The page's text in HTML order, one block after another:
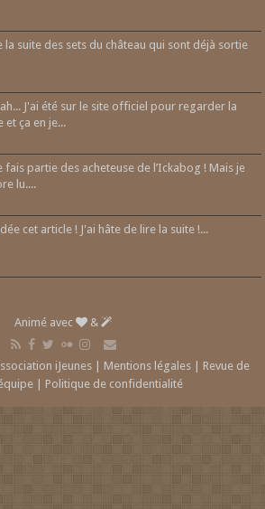
la suite des sets du château qui sont déjà sortie
J'ai été sur le site officiel pour regarder la
et ça en je...
fais partie des acheteuse de l’Ickabog ! Mais je
lu....
cet article ! J'ai hâte de lire la suite !...
Animé avec &
iJeunes | Mentions légales | Revue de
| Politique de confidentialité